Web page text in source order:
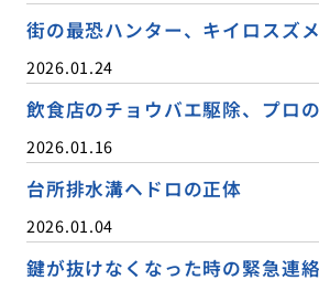
街の最恐ハンター、キイロスズ
2026.01.24
飲食店のチョウバエ駆除、プロ
2026.01.16
台所排水溝ヘドロの正体
2026.01.04
鍵が抜けなくなった時の緊急連